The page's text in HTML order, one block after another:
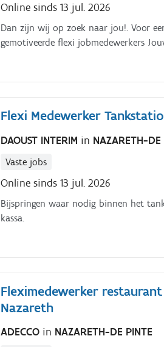
Online sinds 13 jul. 2026
Dan zijn wij op zoek naar jou!. Voor
gemotiveerde flexi jobmedewerkers
Flexi Medewerker
DAOUST INTERIM in NAZARETH-DE
Vaste jobs
Online sinds 13 jul. 2026
Bijspringen waar nodig binnen het
kassa.
Fleximedewerker
Nazareth
ADECCO in NAZARETH-DE PINTE